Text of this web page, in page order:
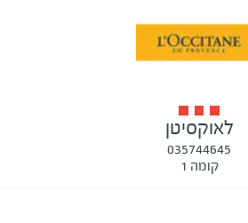
לאוקסיטן
035744645
קומה 1